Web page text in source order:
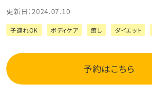
更新日：2024.07.10
子連れOK ボディケア 癒し ダイエット
予約はこちら